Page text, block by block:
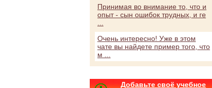
Принимая во внимание то, что и
опыт - сын ошибок трудных, и ге
Очень интересно! Уже в этом
чате вы найдете пример того, что
м ...
Добавьте своё учебное